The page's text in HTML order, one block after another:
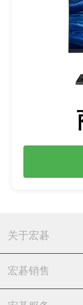
关于宏碁
宏碁销售